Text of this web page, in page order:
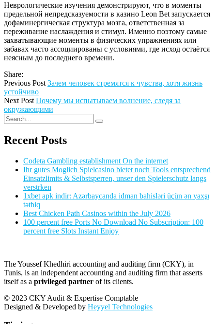
Неврологические изучения демонстрируют, что в моменты
предельной непредсказуемости в казино Leon Bet запускается
дофаминергическая структура мозга, ответственная за
переживание наслаждения и стимул. Именно поэтому самые
захватывающие моменты в физических упражнениях или
забавах часто ассоциированы с условиями, где исход остаётся
неясным до последнего времени.
Share:
Previous Post Зачем человек стремятся к чувства, хотя жизнь
устойчиво
Next Post Почему мы испытываем волнение, следя за
окружающими
Recent Posts
Codeta Gambling establishment On the internet
Ihr gutes Moglich Spielcasino bietet noch Tools entsprechend
Einsatzlimits & Selbstsperren, unser den Spielerschutz langs
verstrken
1xbet apk indir: Azərbaycanda idman bahisləri üçün ən yaxşı
tətbiq
Best Chicken Path Casinos within the July 2026
100 percent free Ports No Download No Subscription: 100
percent free Slots Instant Enjoy
The Youssef Khedhiri accounting and auditing firm (CKY), in
Tunis, is an independent accounting and auditing firm that asserts
itself as a privileged partner of its clients.
© 2023 CKY Audit & Expertise Comptable
Designed & Developed by Heyyel Technologies